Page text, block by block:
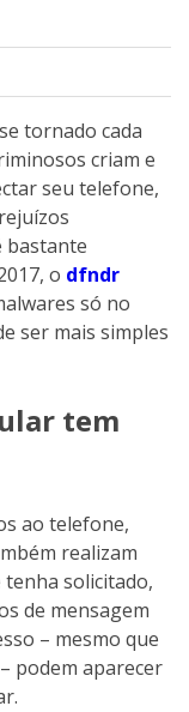
tornado cada
criam e
seu telefone,
bastante
o dfndr
só no
ser mais simples
tem
ao telefone,
realizam
tenha solicitado,
de mensagem
– mesmo que
podem aparecer